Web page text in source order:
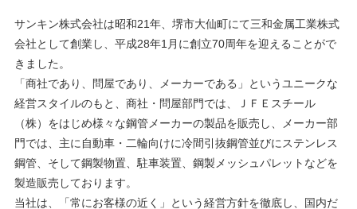
サンキン株式会社は昭和21年、堺市大仙町にて三和金属工業株式
会社として創業し、平成28年1月に創立70周年を迎えることがで
きました。
「商社であり、問屋であり、メーカーである」というユニークな
経営スタイルのもと、商社・問屋部門では、ＪＦＥスチール
（株）をはじめ様々な鋼管メーカーの製品を販売し、メーカー部
門では、主に自動車・二輪向けに冷間引抜鋼管並びにステンレス
鋼管、そして鋼製物置、駐車装置、鋼製メッシュパレットなどを
製造販売しております。
当社は、「常にお客様の近く」という経営方針を徹底し、国内だ